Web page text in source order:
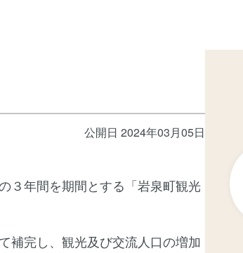
公開日 2024年03月05日
３年間を期間とする「岩泉町観光
補完し、観光及び交流人口の増加